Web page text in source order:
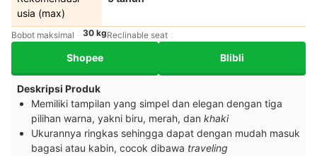
usia (max)
Bobot maksimal 30 kgReclinable seat
Shopee Blibli
Deskripsi Produk
Memiliki tampilan yang simpel dan elegan dengan tiga
pilihan warna, yakni biru, merah, dan khaki
Ukurannya ringkas sehingga dapat dengan mudah masuk
bagasi atau kabin, cocok dibawa traveling